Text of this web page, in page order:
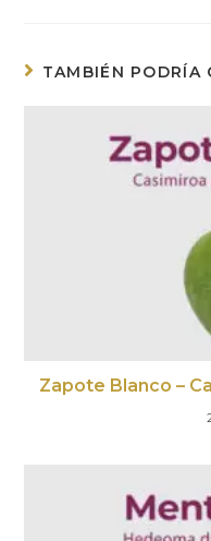
TAMBIÉN PODRÍA
Zapote Blanco –